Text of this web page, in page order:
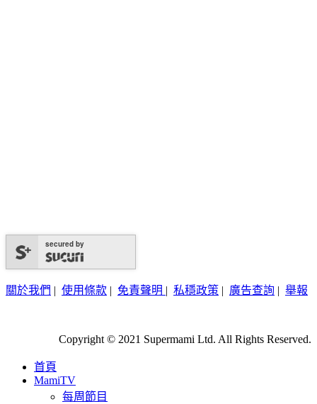
secured by
關於我們 | 使用條款 | 免責聲明 | 私穩政策 | 廣告查詢 | 舉報
Copyright © 2021 Supermami Ltd. All Rights Reserved.
首頁
MamiTV
每周節目